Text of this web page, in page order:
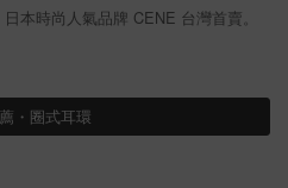
本時尚人氣品牌 CENE 台灣首賣。
・圈式耳環